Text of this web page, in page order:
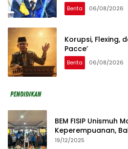
Berita 06/08/2026
Korupsi, Flexing,
Pacce’
Berita 06/08/2026
BEM FISIP Unismuh
Keperempuanan,
dan Budaya Lokal
19/12/2025